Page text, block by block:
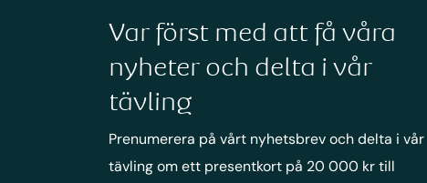
Var först med att få våra
nyheter och delta i vår
tävling
Prenumerera på vårt nyhetsbrev och delta i vår
tävling om ett presentkort på 20 000 kr till